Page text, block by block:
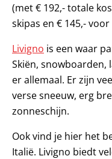
(met € 192,- totale
skipas en € 145,-
Livigno is een waar
Skiën, snowboarden,
er allemaal. Er zijn
verse sneeuw, erg
zonneschijn.
Ook vind je hier het
Italië. Livigno biedt